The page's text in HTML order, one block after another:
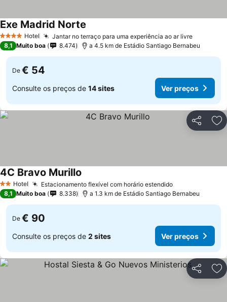
4 EstrelasHotel Jantar no terraço para uma experiência ao ar livre
Exe Madrid Norte
8,1 Muito boa 8.474 a 4.5 km de Estádio Santiago Bernabeu
De € 54
Consulte os preços de 14 sites Ver preços
Partilhar
2 Estrelas
Hotel Estacionamento flexível com horário estendido
4C Bravo Murillo
8,1 Muito boa 8.338 a 1.3 km de Estádio Santiago Bernabeu
De € 90
Consulte os preços de 2 sites Ver preços
Partilhar